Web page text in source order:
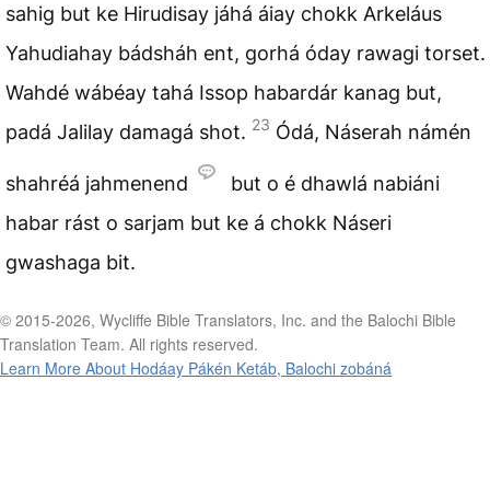
sahig but ke Hirudisay jáhá áiay chokk Arkeláus
Yahudiahay bádsháh ent, gorhá óday rawagi torset.
Wahdé wábéay tahá Issop habardár kanag but,
padá Jalilay damagá shot. 23 Ódá, Náserah námén
shahréá jahmenend
but o é dhawlá nabiáni
habar rást o sarjam but ke á chokk Náseri
gwashaga bit.
© 2015-2026, Wycliffe Bible Translators, Inc. and the Balochi Bible
Translation Team. All rights reserved.
Learn More About Hodáay Pákén Ketáb, Balochi zobáná